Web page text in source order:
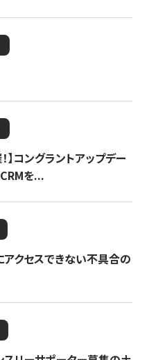
】コングラントアップデー
を...
クセスできない不具合の